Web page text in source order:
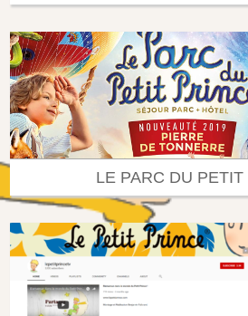
LE PARC DU